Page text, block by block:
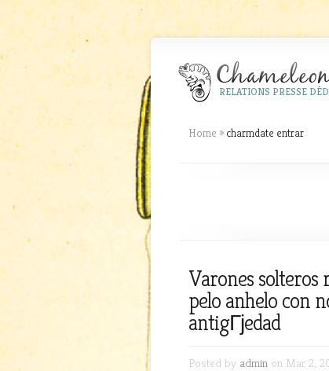
RELATIONS PRESSE
Home » charmdate entrar
Varones solteros
pelo anhelo con
antigГјedad
Posted by admin on Mar 2,